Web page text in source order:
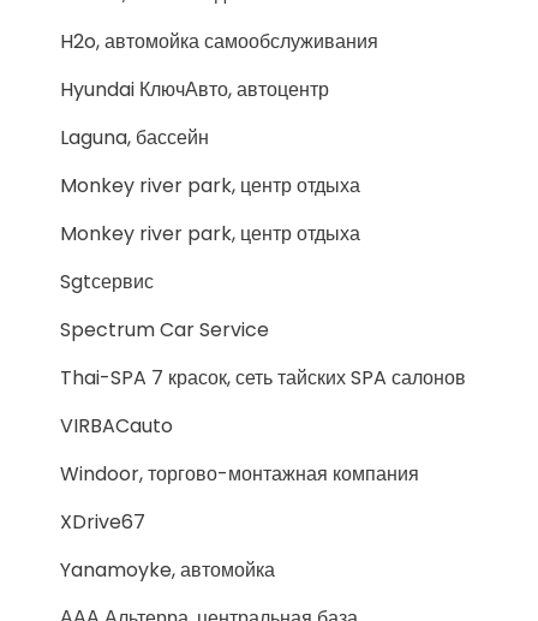
H2o, автомойка самообслуживания
Hyundai КлючАвто, автоцентр
Laguna, бассейн
Monkey river park, центр отдыха
Monkey river park, центр отдыха
Sgtсервис
Spectrum Car Service
Thai-SPA 7 красок, сеть тайских SPA салонов
VIRBACauto
Windoor, торгово-монтажная компания
XDrive67
Yanamoyke, автомойка